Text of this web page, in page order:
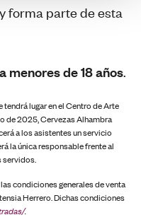
forma parte de esta
menores de 18 años.
lugar en el Centro de Arte
de 2025, Cervezas Alhambra
a los asistentes un servicio
la única responsable frente al
servidos.
condiciones generales de venta
Herrero. Dichas condiciones
.